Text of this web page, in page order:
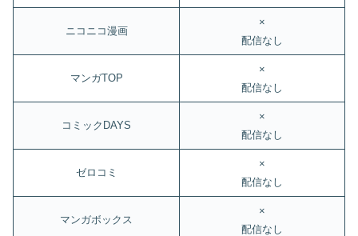
ニコニコ漫画
×
配信なし
マンガTOP
×
配信なし
コミックDAYS
×
配信なし
ゼロコミ
×
配信なし
マンガボックス
×
配信なし